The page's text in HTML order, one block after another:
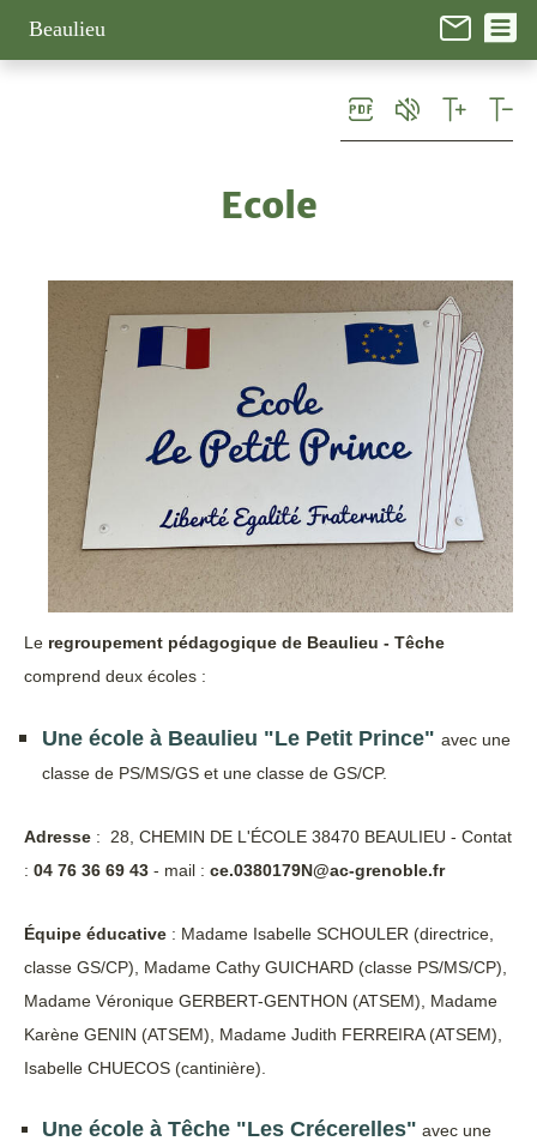
Beaulieu
Ecole
Le regroupement pédagogique de Beaulieu - Têche
comprend deux écoles :
Une école à Beaulieu "Le Petit Prince" avec une
classe de PS/MS/GS et une classe de GS/CP.
Adresse : 28, CHEMIN DE L'ÉCOLE 38470 BEAULIEU - Contat
: 04 76 36 69 43 - mail : ce.0380179N@ac-grenoble.fr
Équipe éducative : Madame Isabelle SCHOULER (directrice,
classe GS/CP), Madame Cathy GUICHARD (classe PS/MS/CP),
Madame Véronique GERBERT-GENTHON (ATSEM), Madame
Karène GENIN (ATSEM), Madame Judith FERREIRA (ATSEM),
Isabelle CHUECOS (cantinière).
Une école à Têche "Les Crécerelles" avec une